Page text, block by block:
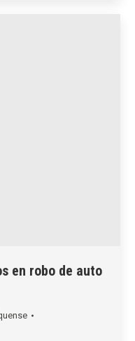
en robo de auto